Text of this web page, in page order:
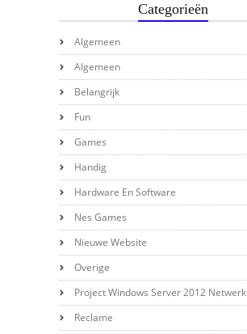
Categorieën
Algemeen
Algemeen
Belangrijk
Fun
Games
Handig
Hardware En Software
Nes Games
Nieuwe Website
Overige
Project Windows Server 2012 Netwerk
Reclame